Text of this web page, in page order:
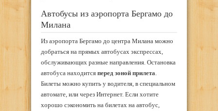
Автобусы из аэропорта Бергамо до
Милана
Из аэропорта Бергамо до центра Милана можно
добраться на прямых автобусах экспрессах,
обслуживающих разные направления. Остановка
автобуса находится перед зоной прилета.
Билеты можно купить у водителя, в специальном
автомате, или через Интернет. Если хотите
хорошо сэкономить на билетах на автобус,